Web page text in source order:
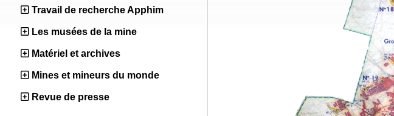
Travail de recherche Apphim
Les musées de la mine
Matériel et archives
Mines et mineurs du monde
Revue de presse